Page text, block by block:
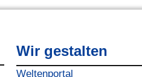
Wir gestalten
Weltenportal